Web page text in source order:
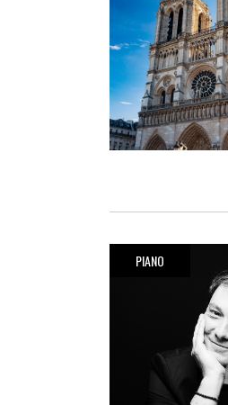
PIANO